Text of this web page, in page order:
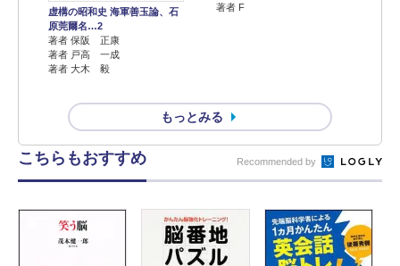
虚構の昭和史 海軍善玉論、石
原莞爾名…2
著者 保阪 正康
著者 戸高 一成
著者 大木 毅
著者 F
もっとみる
こちらもおすすめ Recommended by